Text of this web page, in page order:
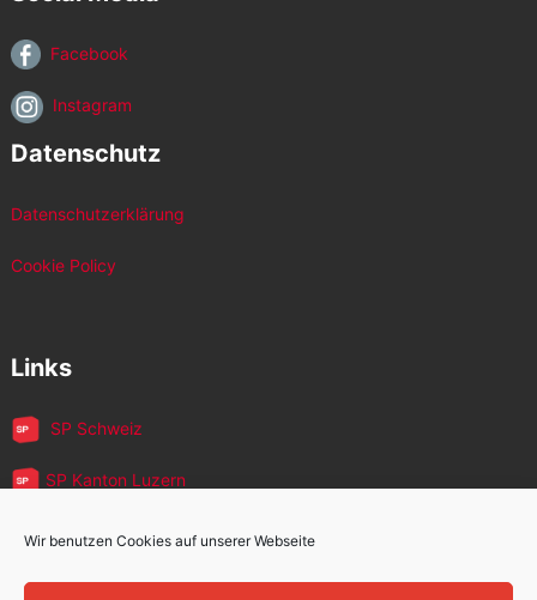
Wir benutzen Cookies auf unserer Webseite
Facebook
Instagram
Datenschutz
Datenschutzerklärung
Cookie Policy
Links
SP Schweiz
SP Kanton Luzern
JUSO Luzern
SP MigrantInnen